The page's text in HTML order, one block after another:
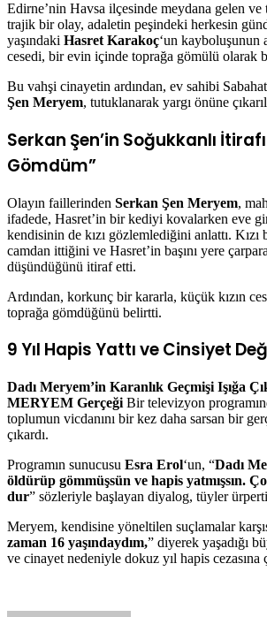
Edirne’nin Havsa ilçesinde meydana gelen ve
trajik bir olay, adaletin peşindeki herkesin
yaşındaki Hasret Karakoç‘un kayboluşunun
cesedi, bir evin içinde toprağa gömülü olarak
Bu vahşi cinayetin ardından, ev sahibi
Şen Meryem, tutuklanarak yargı önüne
Serkan Şen’in Soğukkanlı
Gömdüm”
Olayın faillerinden Serkan Şen Meryem,
ifadede, Hasret’in bir kediyi kovalarken eve
kendisinin de kızı gözlemlediğini anlattı. Kızı
camdan ittiğini ve Hasret’in başını yere
düşündüğünü itiraf etti.
Ardından, korkunç bir kararla, küçük kızın
toprağa gömdüğünü belirtti.
9 Yıl Hapis Yattı ve Cinsiyet
Dadı Meryem’in Karanlık Geçmişi Işığa
MERYEM Gerçeği Bir televizyon
toplumun vicdanını bir kez daha sarsan bir
çıkardı.
Programın sunucusu Esra Erol‘un, “Dadı
öldürüp gömmüşsün ve hapis yatmışsın.
dur” sözleriyle başlayan diyalog, tüyler
Meryem, kendisine yöneltilen suçlamalar
zaman 16 yaşındaydım,” diyerek yaşadığı
ve cinayet nedeniyle dokuz yıl hapis cezasına